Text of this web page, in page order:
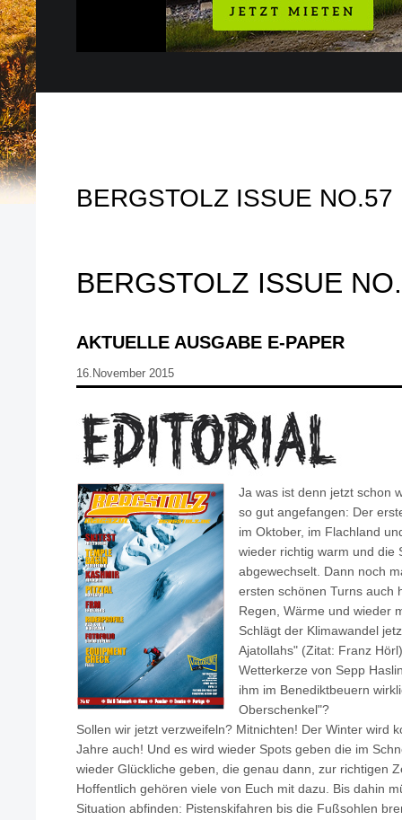
BERGSTOLZ ISSUE NO.57
BERGSTOLZ ISSUE
AKTUELLE AUSGABE E-PAPER
16.November 2015
Ja was ist denn jetzt schon
so gut angefangen: Der
im Oktober, im Flachland
wieder richtig warm und die
abgewechselt. Dann noch
ersten schönen Turns auch
Regen, Wärme und wieder
Schlägt der Klimawandel
Ajatollahs" (Zitat: Franz
Wetterkerze von Sepp
ihm im Benediktbeuern
Oberschenkel"?
Sollen wir jetzt verzweifeln? Mitnichten! Der Winter wird
Jahre auch! Und es wird wieder Spots geben die im
wieder Glückliche geben, die genau dann, zur richtigen
Hoffentlich gehören viele von Euch mit dazu. Bis dahin
Situation abfinden: Pistenskifahren bis die Fußsohlen